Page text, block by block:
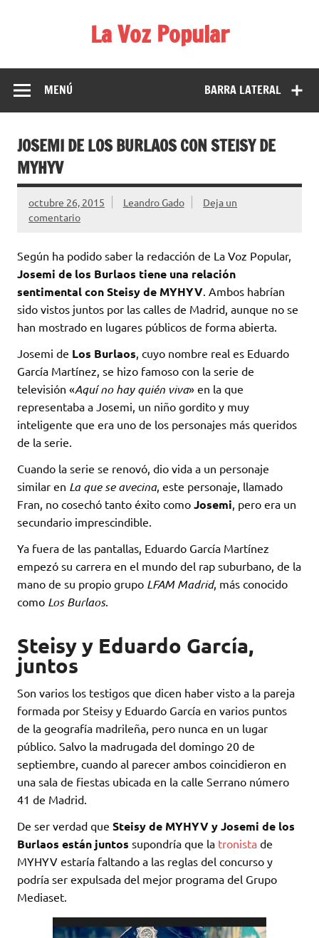
La Voz Popular
para reírse de las verdaderas.
BARRA LATERAL
MENÚ
JOSEMI DE LOS BURLAOS CON STEISY DE
MYHYV
octubre 26, 2015 Leandro Gado
Deja un
comentario
Según ha podido saber la redacción de La Voz Popular,
Josemi de los Burlaos tiene una relación
sentimental con Steisy de MYHYV. Ambos habrían
sido vistos juntos por las calles de Madrid, aunque no se
han mostrado en lugares públicos de forma abierta.
Josemi de Los Burlaos, cuyo nombre real es Eduardo
García Martínez, se hizo famoso con la serie de
televisión «Aquí no hay quién viva» en la que
representaba a Josemi, un niño gordito y muy
inteligente que era uno de los personajes más queridos
de la serie.
Cuando la serie se renovó, dio vida a un personaje
similar en La que se avecina, este personaje, llamado
Fran, no cosechó tanto éxito como Josemi, pero era un
secundario imprescindible.
Ya fuera de las pantallas, Eduardo García Martínez
empezó su carrera en el mundo del rap suburbano, de la
mano de su propio grupo LFAM Madrid, más conocido
como Los Burlaos.
Steisy y Eduardo García,
juntos
Son varios los testigos que dicen haber visto a la pareja
formada por Steisy y Eduardo García en varios puntos
de la geografía madrileña, pero nunca en un lugar
público. Salvo la madrugada del domingo 20 de
septiembre, cuando al parecer ambos coincidieron en
una sala de fiestas ubicada en la calle Serrano número
41 de Madrid.
De ser verdad que Steisy de MYHYV y Josemi de los
Burlaos están juntos supondría que la tronista de
MYHYV estaría faltando a las reglas del concurso y
podría ser expulsada del mejor programa del Grupo
Mediaset.